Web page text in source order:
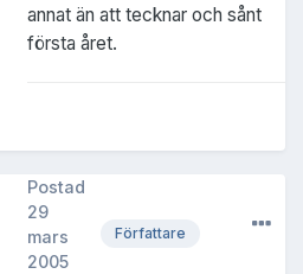
annat än att tecknar och sånt
första året.
Författare
Postad
29
mars
2005